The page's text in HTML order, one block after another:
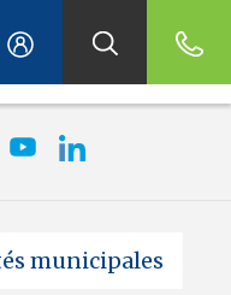
municipales